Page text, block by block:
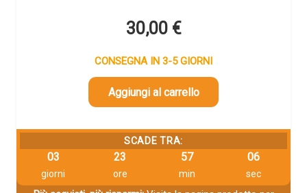
30,00 €
CONSEGNA IN 3-5 GIORNI
Aggiungi al carrello
SCADE TRA:
03
giorni
23
ore
57
min
05
sec